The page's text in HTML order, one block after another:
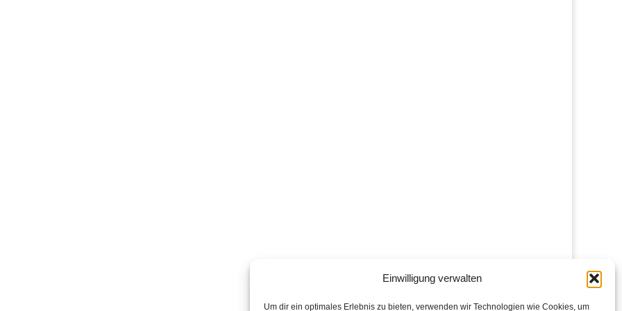
Einwilligung verwalten
Um dir ein optimales Erlebnis zu bieten, verwenden wir Technologien wie Cookies, um